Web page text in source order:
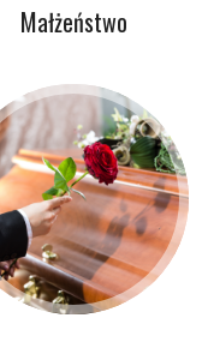
Małżeństwo